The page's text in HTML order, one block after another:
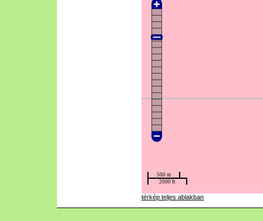
térkép teljes ablakban